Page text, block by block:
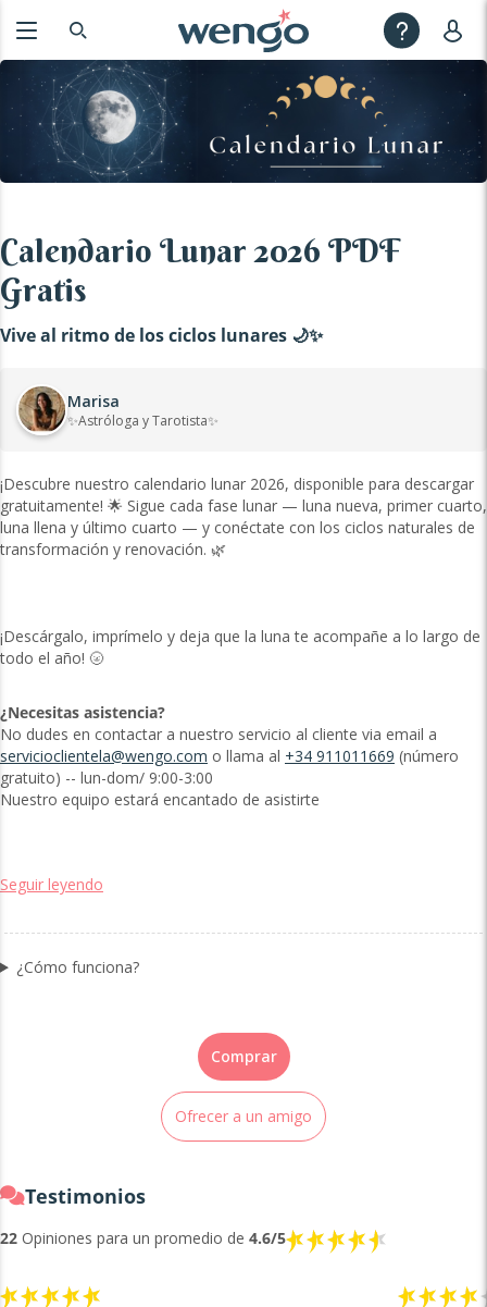
Calendario Lunar 2026 PDF
Gratis
Vive al ritmo de los ciclos lunares 🌙✨
Marisa
✨Astróloga y Tarotista✨
¡Descubre nuestro calendario lunar 2026, disponible para descargar
gratuitamente! 🌟 Sigue cada fase lunar — luna nueva, primer cuarto,
luna llena y último cuarto — y conéctate con los ciclos naturales de
transformación y renovación. 🌿
¡Descárgalo, imprímelo y deja que la luna te acompañe a lo largo de
todo el año! 🌝
¿Necesitas asistencia?
No dudes en contactar a nuestro servicio al cliente via email a
servicioclientela@wengo.com o llama al +34 911011669
gratuito) -- lun-dom/ 9:00-3:00
Nuestro equipo estará encantado de asistirte
Seguir leyendo
¿Cómo funciona?
Comprar
Ofrecer a un amigo
Testimonios
22 Opiniones para un promedio de 4.6/5